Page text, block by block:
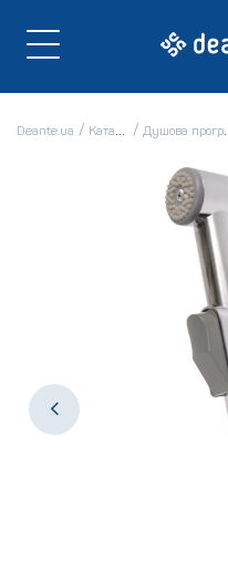
Deante.ua Каталог Душова програма